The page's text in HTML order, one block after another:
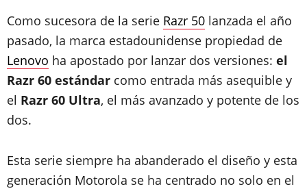
Como sucesora de la serie Razr 50 lanzada el año
pasado, la marca estadounidense propiedad de
Lenovo ha apostado por lanzar dos versiones: el
Razr 60 estándar como entrada más asequible y
el Razr 60 Ultra, el más avanzado y potente de los
dos.
Esta serie siempre ha abanderado el diseño y esta
generación Motorola se ha centrado no solo en el